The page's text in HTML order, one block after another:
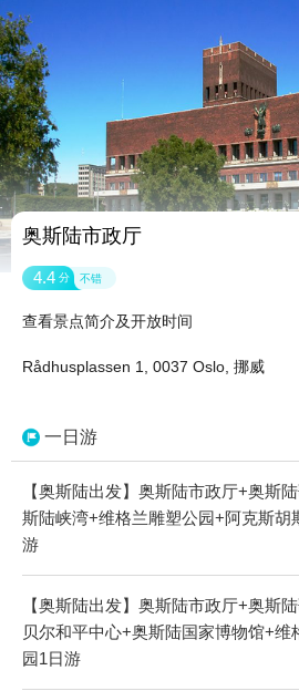
奥斯陆市政厅
4.4 分 不错
查看景点简介及开放时间
Rådhusplassen 1, 0037 Oslo, 挪威
一日游
【奥斯陆出发】奥斯陆市政厅+奥斯
斯陆峡湾+维格兰雕塑公园+阿克斯胡
游
【奥斯陆出发】奥斯陆市政厅+奥斯
贝尔和平中心+奥斯陆国家博物馆+维
园1日游
